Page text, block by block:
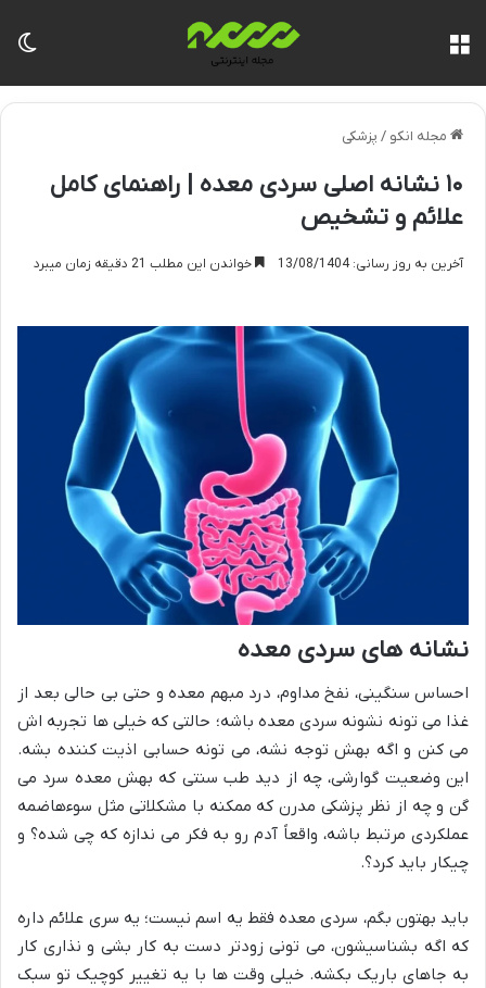
مجله انکو / پزشکی
۱۰ نشانه اصلی سردی معده | راهنمای کامل
علائم و تشخیص
آخرین به روز رسانی: 13/08/1404 خواندن این مطلب 21 دقیقه زمان میبرد
نشانه های سردی معده
احساس سنگینی، نفخ مداوم، درد مبهم معده و حتی بی حالی بعد از
غذا می تونه نشونه سردی معده باشه؛ حالتی که خیلی ها تجربه اش
می کنن و اگه بهش توجه نشه، می تونه حسابی اذیت کننده بشه.
این وضعیت گوارشی، چه از دید طب سنتی که بهش معده سرد می
گن و چه از نظر پزشکی مدرن که ممکنه با مشکلاتی مثل سوءهاضمه
عملکردی مرتبط باشه، واقعاً آدم رو به فکر می ندازه که چی شده؟ و
چیکار باید کرد؟.
باید بهتون بگم، سردی معده فقط یه اسم نیست؛ یه سری علائم داره
که اگه بشناسیشون، می تونی زودتر دست به کار بشی و نذاری کار
به جاهای باریک بکشه. خیلی وقت ها با یه تغییر کوچیک تو سبک